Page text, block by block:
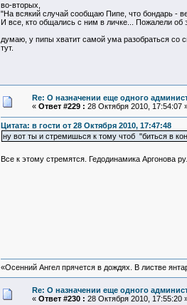
во-вторых,
"На всякий случай сообщаю Пипе, что бондарь -
И все, кто общались с ним в личке... Пожалели об
думаю, у пипы хватит самой ума разобраться
тут.
Re: О назначении еще одного
« Ответ #229 : 28 Октября 2010, 17:54:07
Цитата: в гости от 28 Октября 2010, 17:47:48
ну вот ты и стремишься к тому чтоб "биться в
Все к этому стремятся. Гедодинамика Аргонова
«Осенний Ангел прячется в дождях. В листве
Re: О назначении еще одного
« Ответ #230 : 28 Октября 2010, 17:55:20